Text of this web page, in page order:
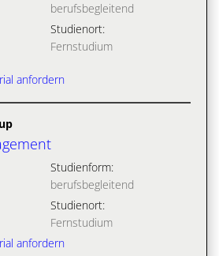
berufsbegleitend
Studienort:
Fernstudium
anfordern
Studienform:
berufsbegleitend
Studienort:
Fernstudium
anfordern